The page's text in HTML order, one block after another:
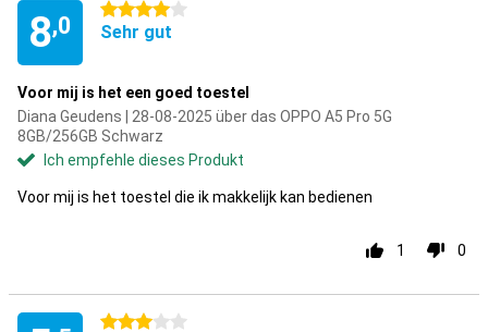
8,0
4 Sterne
Sehr gut
Voor mij is het een goed toestel
Diana Geudens | 28-08-2025 über das OPPO A5 Pro 5G
8GB/256GB Schwarz
Ich empfehle dieses Produkt
Voor mij is het toestel die ik makkelijk kan bedienen
1 0
3 Sterne